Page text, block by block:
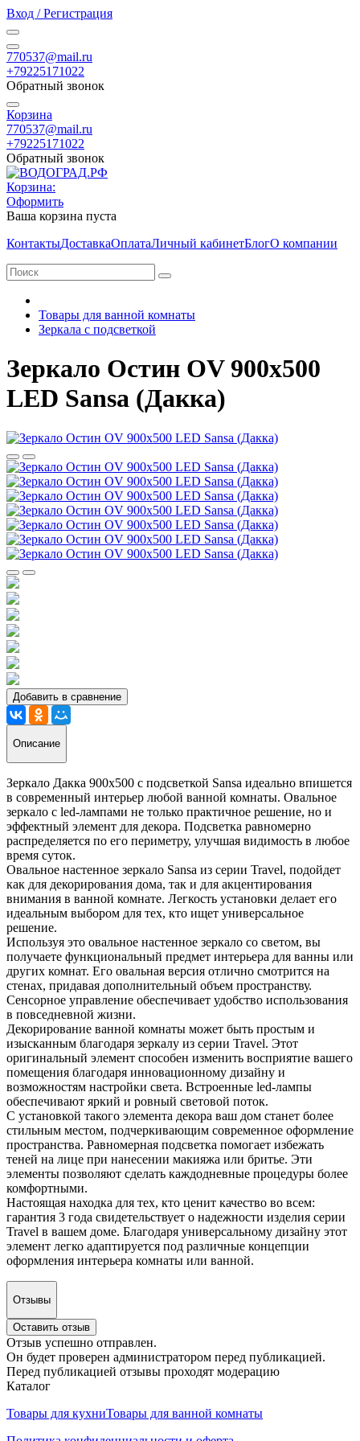
Вход / Регистрация
770537@mail.ru
+79225171022
Обратный звонок
Корзина
770537@mail.ru
+79225171022
Обратный звонок
Корзина:
Оформить
Ваша корзина пуста
КонтактыДоставкаОплатаЛичный кабинетБлогО компании
Товары для ванной комнаты
Зеркала с подсветкой
Зеркало Остин OV 900х500
LED Sansa (Дакка)
Добавить в сравнение
Описание
Зеркало Дакка 900х500 с подсветкой Sansa идеально впишется
в современный интерьер любой ванной комнаты. Овальное
зеркало с led-лампами не только практичное решение, но и
эффектный элемент для декора. Подсветка равномерно
распределяется по его периметру, улучшая видимость в любое
время суток.
Овальное настенное зеркало Sansa из серии Travel, подойдет
как для декорирования дома, так и для акцентирования
внимания в ванной комнате. Легкость установки делает его
идеальным выбором для тех, кто ищет универсальное
решение.
Используя это овальное настенное зеркало со светом, вы
получаете функциональный предмет интерьера для ванны или
других комнат. Его овальная версия отлично смотрится на
стенах, придавая дополнительный объем пространству.
Сенсорное управление обеспечивает удобство использования
в повседневной жизни.
Декорирование ванной комнаты может быть простым и
изысканным благодаря зеркалу из серии Travel. Этот
оригинальный элемент способен изменить восприятие вашего
помещения благодаря инновационному дизайну и
возможностям настройки света. Встроенные led-лампы
обеспечивают яркий и ровный световой поток.
С установкой такого элемента декора ваш дом станет более
стильным местом, подчеркивающим современное оформление
пространства. Равномерная подсветка помогает избежать
теней на лице при нанесении макияжа или бритье. Эти
элементы позволяют сделать каждодневные процедуры более
комфортными.
Настоящая находка для тех, кто ценит качество во всем:
гарантия 3 года свидетельствует о надежности изделия серии
Travel в вашем доме. Благодаря универсальному дизайну этот
элемент легко адаптируется под различные концепции
оформления интерьера комнаты или ванной.
Отзывы
Оставить отзыв
Отзыв успешно отправлен.
Он будет проверен администратором перед публикацией.
Перед публикацией отзывы проходят модерацию
Каталог
Товары для кухниТовары для ванной комнаты